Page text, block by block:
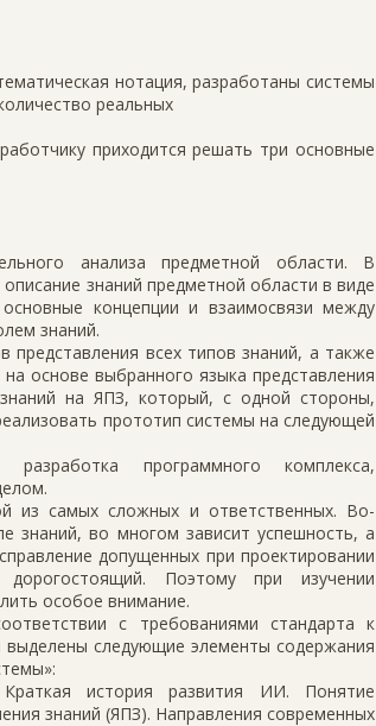
нотация, разработаны системы
реальных
приходится решать три основные
анализа предметной области. В
знаний предметной области в виде
концепции и взаимосвязи между
знаний.
всех типов знаний, а также
основе выбранного языка представления
на ЯПЗ, который, с одной стороны,
прототип системы на следующей
программного комплекса,
из самых сложных и ответственных. Во-
знаний, во многом зависит успешность, а
допущенных при проектировании
Поэтому при изучении
особое внимание.
с требованиями стандарта к
следующие элементы содержания
история развития ИИ. Понятие
знаний (ЯПЗ). Направления современных